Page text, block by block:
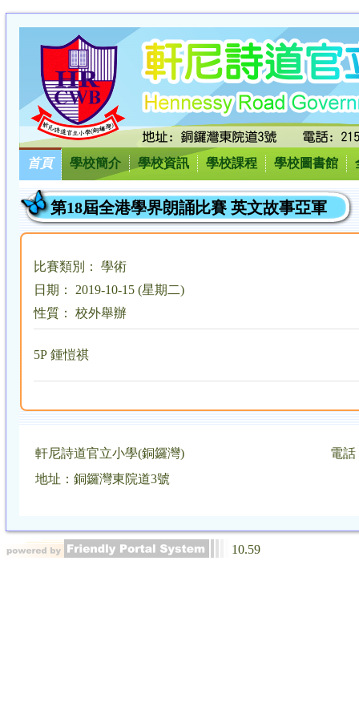
首頁 學校簡介 學校資訊 學校課程 學校圖書館
第18屆全港學界朗誦比賽 英文故事亞軍
比賽類別： 學術
日期： 2019-10-15 (星期二)
性質： 校外舉辦
5P 鍾愷祺
軒尼詩道官立小學(銅鑼灣)
電話
地址：銅鑼灣東院道3號
10.59